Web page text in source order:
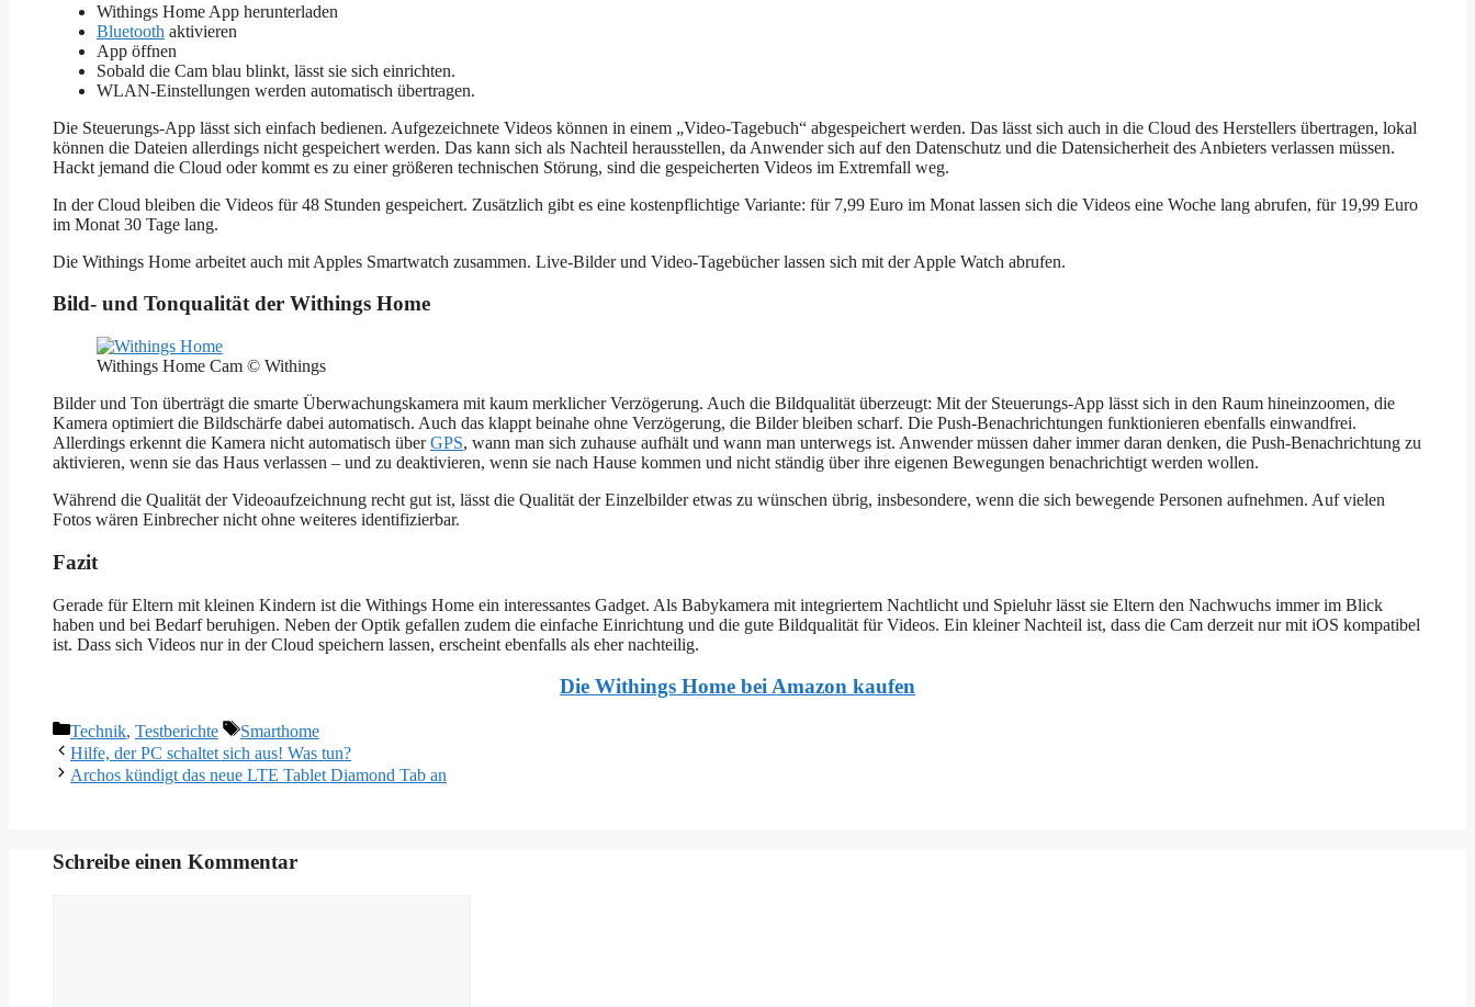
Withings Home App herunterladen
Bluetooth aktivieren
App öffnen
Sobald die Cam blau blinkt, lässt sie sich einrichten.
WLAN-Einstellungen werden automatisch übertragen.
Die Steuerungs-App lässt sich einfach bedienen. Aufgezeichnete Videos können in einem „Video-Tagebuch“ abgespeichert werden. Das lässt sich auch in die Cloud des Herstellers übertragen, lokal
können die Dateien allerdings nicht gespeichert werden. Das kann sich als Nachteil herausstellen, da Anwender sich auf den Datenschutz und die Datensicherheit des Anbieters verlassen müssen.
Hackt jemand die Cloud oder kommt es zu einer größeren technischen Störung, sind die gespeicherten Videos im Extremfall weg.
In der Cloud bleiben die Videos für 48 Stunden gespeichert. Zusätzlich gibt es eine kostenpflichtige Variante: für 7,99 Euro im Monat lassen sich die Videos eine Woche lang abrufen, für 19,99 Euro
im Monat 30 Tage lang.
Die Withings Home arbeitet auch mit Apples Smartwatch zusammen. Live-Bilder und Video-Tagebücher lassen sich mit der Apple Watch abrufen.
Bild- und Tonqualität der Withings Home
Withings Home Cam © Withings
Bilder und Ton überträgt die smarte Überwachungskamera mit kaum merklicher Verzögerung. Auch die Bildqualität überzeugt: Mit der Steuerungs-App lässt sich in den Raum hineinzoomen, die
Kamera optimiert die Bildschärfe dabei automatisch. Auch das klappt beinahe ohne Verzögerung, die Bilder bleiben scharf. Die Push-Benachrichtungen funktionieren ebenfalls einwandfrei.
Allerdings erkennt die Kamera nicht automatisch überGPS, wann man sich zuhause aufhält und wann man unterwegs ist. Anwender müssen daher immer daran denken, die Push-Benachrichtung zu
aktivieren, wenn sie das Haus verlassen – und zu deaktivieren, wenn sie nach Hause kommen und nicht ständig über ihre eigenen Bewegungen benachrichtigt werden wollen.
Während die Qualität der Videoaufzeichnung recht gut ist, lässt die Qualität der Einzelbilder etwas zu wünschen übrig, insbesondere, wenn die sich bewegende Personen aufnehmen. Auf vielen
Fotos wären Einbrecher nicht ohne weiteres identifizierbar.
Fazit
Gerade für Eltern mit kleinen Kindern ist die Withings Home ein interessantes Gadget. Als Babykamera mit integriertem Nachtlicht und Spieluhr lässt sie Eltern den Nachwuchs immer im Blick
haben und bei Bedarf beruhigen. Neben der Optik gefallen zudem die einfache Einrichtung und die gute Bildqualität für Videos. Ein kleiner Nachteil ist, dass die Cam derzeit nur mit iOS kompatibel
ist. Dass sich Videos nur in der Cloud speichern lassen, erscheint ebenfalls als eher nachteilig.
Die Withings Home bei Amazon kaufen
Kategorien
Technik, Testberichte Schlagwörter
Smarthome
Hilfe, der PC schaltet sich aus! Was tun?
Archos kündigt das neue LTE Tablet Diamond Tab an
Schreibe einen Kommentar